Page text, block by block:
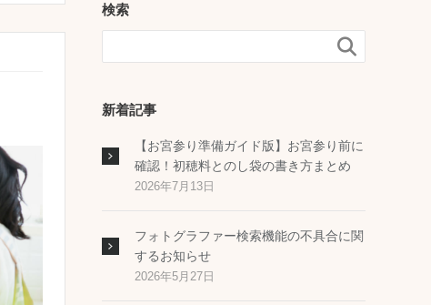
検索

新着記事
【お宮参り準備ガイド版】お宮参り前に
確認！初穂料とのし袋の書き方まとめ
2026年7月13日
フォトグラファー検索機能の不具合に関
するお知らせ
2026年5月27日